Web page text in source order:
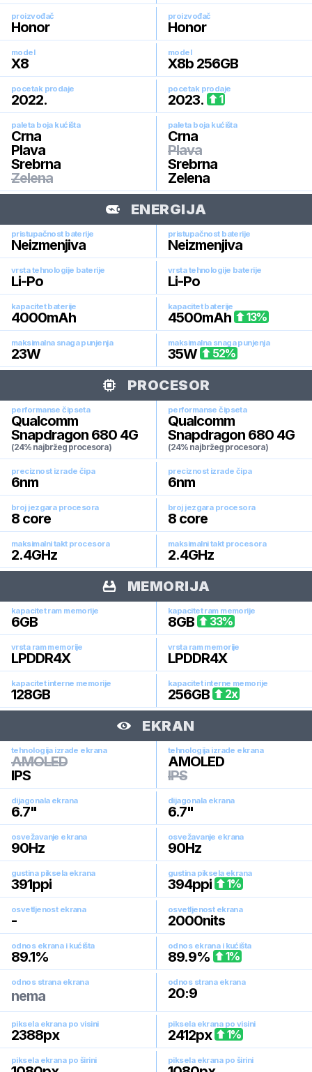
proizvođač
Honor
proizvođač
Honor
model
X8
model
X8b 256GB
pocetak prodaje
2022.
pocetak prodaje
2023. 1
paleta boja kućišta
Crna
Plava
Srebrna
Zelena
paleta boja kućišta
Crna
Plava
Srebrna
Zelena
ENERGIJA
pristupačnost baterije
Neizmenjiva
pristupačnost baterije
Neizmenjiva
vrsta tehnologije baterije
Li-Po
vrsta tehnologije baterije
Li-Po
kapacitet baterije
4000mAh
kapacitet baterije
4500mAh 13%
maksimalna snaga punjenja
23W
maksimalna snaga punjenja
35W 52%
PROCESOR
performanse čipseta
Qualcomm
Snapdragon 680 4G
(24% najbržeg procesora)
performanse čipseta
Qualcomm
Snapdragon 680 4G
(24% najbržeg procesora)
preciznost izrade čipa
6nm
preciznost izrade čipa
6nm
broj jezgara procesora
8 core
broj jezgara procesora
8 core
maksimalni takt procesora
2.4GHz
maksimalni takt procesora
2.4GHz
MEMORIJA
kapacitet ram memorije
6GB
kapacitet ram memorije
8GB 33%
vrsta ram memorije
LPDDR4X
vrsta ram memorije
LPDDR4X
kapacitet interne memorije
128GB
kapacitet interne memorije
256GB 2x
EKRAN
tehnologija izrade ekrana
AMOLED
IPS
tehnologija izrade ekrana
AMOLED
IPS
dijagonala ekrana
6.7"
dijagonala ekrana
6.7"
osvežavanje ekrana
90Hz
osvežavanje ekrana
90Hz
gustina piksela ekrana
391ppi
gustina piksela ekrana
394ppi 1%
osvetljenost ekrana
-
osvetljenost ekrana
2000nits
odnos ekrana i kućišta
89.1%
odnos ekrana i kućišta
89.9% 1%
odnos strana ekrana
nema
odnos strana ekrana
20:9
piksela ekrana po visini
2388px
piksela ekrana po visini
2412px 1%
piksela ekrana po širini piksela ekrana po širini